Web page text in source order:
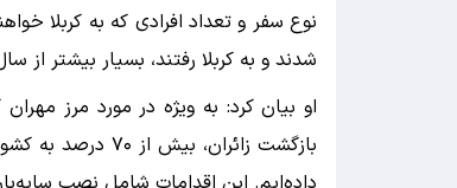
نوع سفر و تعداد افرادی که به کربلا
شدند و به کربلا رفتند، بسیار بیشتر
بازگشت زائران،